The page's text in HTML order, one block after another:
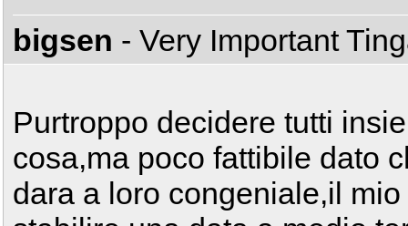
bigsen - Very Important
Purtroppo decidere tutti
cosa,ma poco fattibile dato
dara a loro congeniale,il